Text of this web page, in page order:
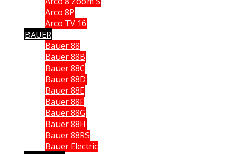
Arco 8P
Arco TV 16
BAUER
Bauer 88
Bauer 88B
Bauer 88C
Bauer 88D
Bauer 88E
Bauer 88F
Bauer 88G
Bauer 88H
Bauer 88RS
Bauer Electric